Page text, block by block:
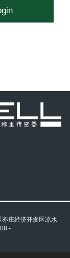
庄经济开发区凉水
-